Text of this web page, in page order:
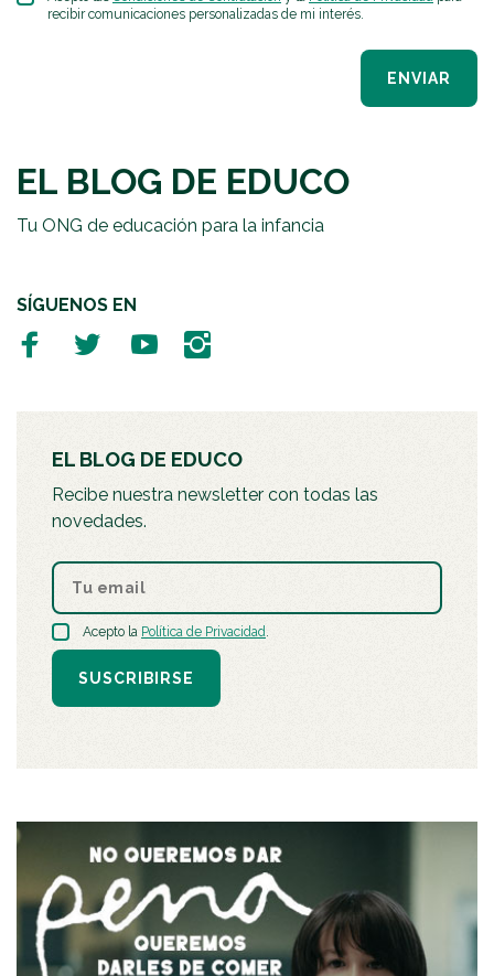
recibir comunicaciones personalizadas de mi interés.
ENVIAR
EL BLOG DE EDUCO
Tu ONG de educación para la infancia
SÍGUENOS EN
EL BLOG DE EDUCO
Recibe nuestra newsletter con todas las
novedades.
Acepto la Política de Privacidad.
SUSCRIBIRSE